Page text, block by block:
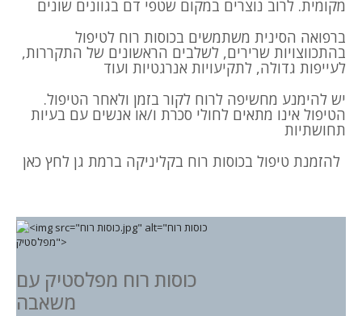
מקומית. לרוב נוצרים במקום שטפי דם בגוונים שונים
ברפואה הסינית משתמשים בכוסות רוח לטיפול
בהתכווצויות שרירים, לשלבים הראשונים של התקררות,
לעייפות גדולה, לתקיעויות אנרגטיות ועוד
יש להימנע מחשיפה לרוח לקור בזמן ולאחר הטיפול.
הטיפול אינו מתאים לחולי סכרת ו/או אנשים עם בעיות
תחושתיות
להזמנת טיפול בכוסות רוח בקליניקה ברמת גןלחץ כאן
כוסות רוח מפלסטיק עם
משאבה